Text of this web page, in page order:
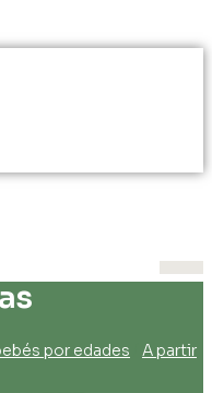
por edades
A partir